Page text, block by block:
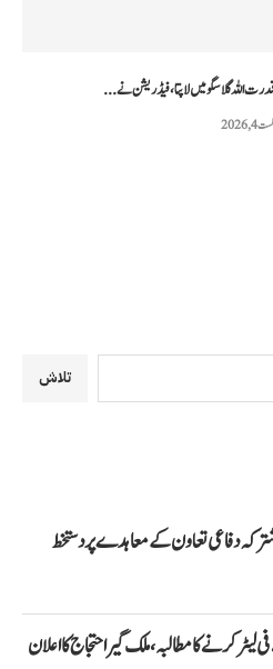
اللہ گلاسگو میں لاپتا، فیڈریشن نے...
4, 2026
تلاش
دفاعی تعاون کے معاہدے پر دستخط